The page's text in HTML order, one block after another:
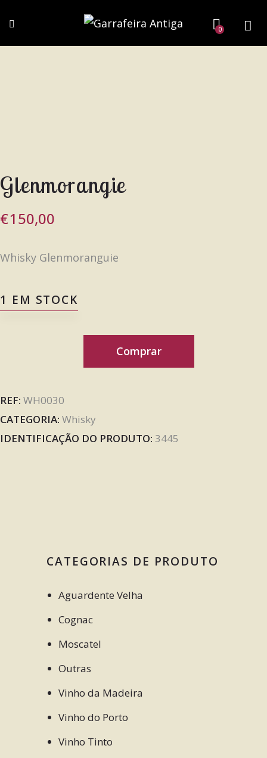
0
Glenmorangie
€150,00
Whisky Glenmoranguie
1 EM STOCK
Comprar
REF: WH0030
CATEGORIA: Whisky
IDENTIFICAÇÃO DO PRODUTO: 3445
CATEGORIAS DE PRODUTO
Aguardente Velha
Cognac
Moscatel
Outras
Vinho da Madeira
Vinho do Porto
Vinho Tinto